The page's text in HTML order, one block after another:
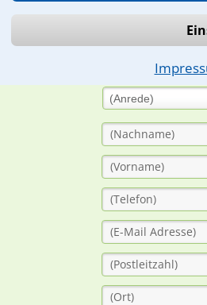
Beratungsanfrage
Fall schildern. Anschließend
Die Rückmeldung durch einen
(Anrede)